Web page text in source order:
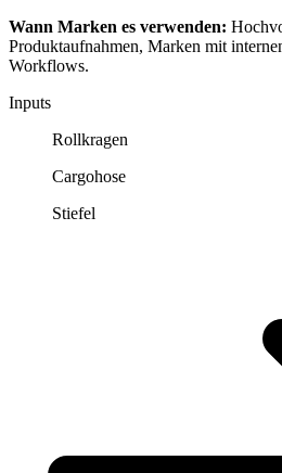
Wann Marken es verwenden:
Produktaufnahmen, Marken mit
Workflows.
Inputs
Rollkragen
Cargohose
Stiefel